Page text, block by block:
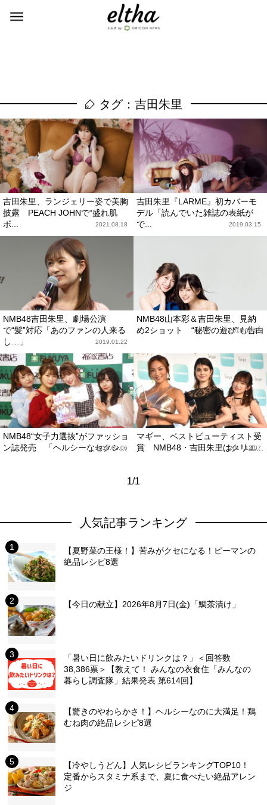
タグ：吉田朱里
吉田朱里、ランジェリー姿で美胸
披露 PEACH JOHNで“盛れ肌
ボ...
2021.08.18
吉田朱里『LARME』初カバーモ
デル「読んでいた雑誌の表紙が
で...
2019.03.15
NMB48吉田朱里、劇場公演
で“髪”対応「あのファンの人来る
し…」
2019.01.22
NMB48山本彩＆吉田朱里、見納
め2ショット “秘密の遊び”も告白
2018.09.25
NMB48“女子力選抜”がファッショ
ン誌発売 「ヘルシーなセクシ...
2018.02.06
マギー、ベストビューティスト受
賞 NMB48・吉田朱里はクリエ...
2017.12.07
1/1
人気記事ランキング
【夏野菜の王様！】苦みがクセになる！ピーマンの
絶品レシピ8選
【今日の献立】2026年8月7日(金)「鯛茶漬け」
「暑い日に飲みたいドリンクは？」＜回答数
38,386票＞【教えて！ みんなの衣食住「みんなの
暮らし調査隊」結果発表 第614回】
【驚きのやわらかさ！】ヘルシーなのに大満足！鶏
むね肉の絶品レシピ8選
【冷やしうどん】人気レシピランキングTOP10！
定番からスタミナ系まで、夏に食べたい絶品アレン
ジ